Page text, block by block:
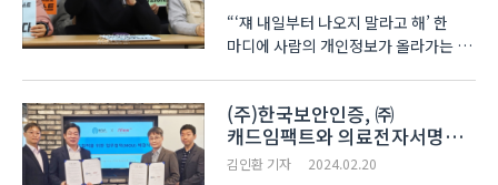
“‘쟤 내일부터 나오지 말라고 해’ 한
마디에 사람의 개인정보가 올라가는 게
수 없다고 이야기하는데, 직원을
보호하고 좋은 일자리를 제공하는
회사들은 다 블랙리스트..
(주)한국보안인증, ㈜
캐드임팩트와 의료전자서명
보안인증플랫폼 ‘OKey’
김인환 기자 2024.02.20